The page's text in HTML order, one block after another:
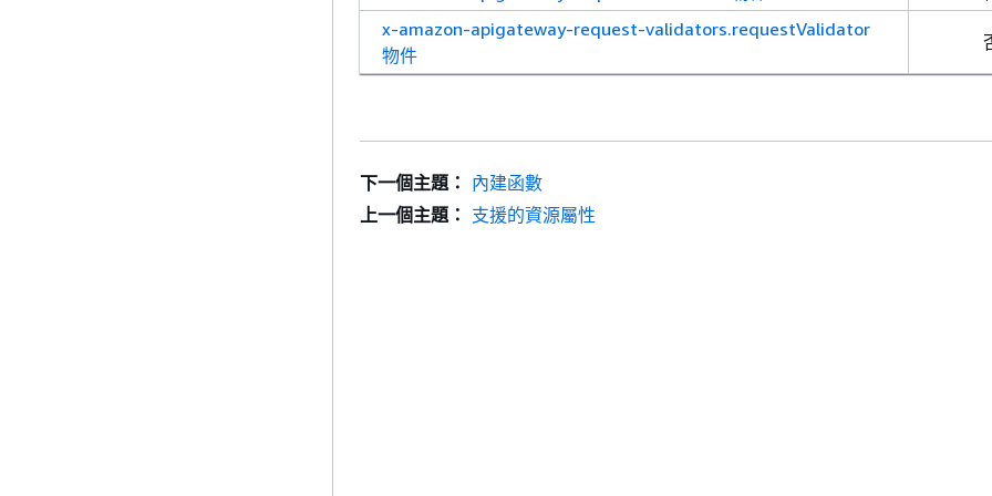
x-amazon-apigateway-request-validators.requestValidator
物件
下一個主題： 內建函數
上一個主題： 支援的資源屬性